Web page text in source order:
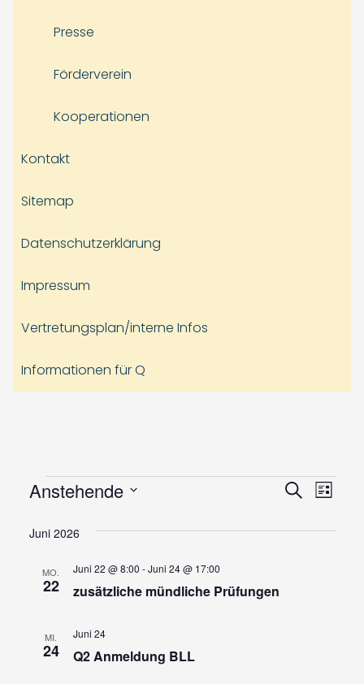
Presse
Förderverein
Kooperationen
Kontakt
Sitemap
Datenschutzerklärung
Impressum
Vertretungsplan/interne Infos
Informationen für Q
Veranstaltungen
und
SucheListe
Anstehende
Juni 2026
MO.
22 zusätzliche mündliche Prüfungen
Juni 22 @ 8:00 -Juni 24 @ 17:00
MI.
24 Q2 Anmeldung BLL
Juni 24